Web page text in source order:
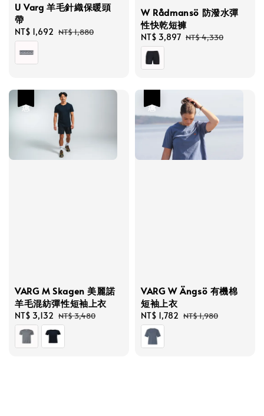
U Varg 羊毛針織保暖頭
帶
Sale
price
NT$ 1,692 Regular
NT$ 1,880
W Rådmansö 防潑水彈
性快乾短褲
Sale
price
NT$ 3,897 Regular
NT$ 4,330
VARG M Skagen 美麗諾
羊毛混紡彈性短袖上衣
Sale
price
NT$ 3,132 Regular
price
NT$ 3,480
VARG W Ängsö 有機棉
短袖上衣
Sale
price
NT$ 1,782 Regular
NT$ 1,980